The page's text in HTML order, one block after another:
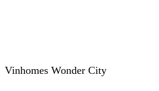
Vinhomes Wonder City